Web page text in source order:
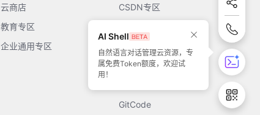
云商店
教育专区
企业通用专区
CSDN专区
51CTO
GitCode
AI Shell
自然语言对话管理云资源，专
属免费Token额度，欢迎试
用！